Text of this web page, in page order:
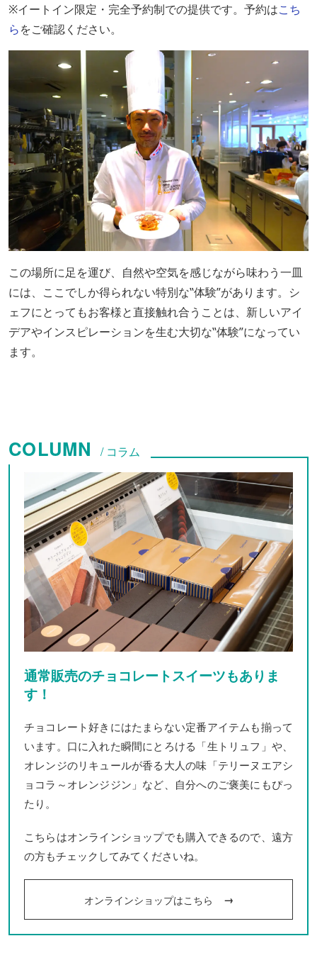
※イートイン限定・完全予約制での提供です。予約はこち
らをご確認ください。
この場所に足を運び、自然や空気を感じながら味わう一皿
には、ここでしか得られない特別な‟体験”があります。シ
ェフにとってもお客様と直接触れ合うことは、新しいアイ
デアやインスピレーションを生む大切な‟体験”になってい
ます。
COLUMN / コラム
通常販売のチョコレートスイーツもありま
す！
チョコレート好きにはたまらない定番アイテムも揃って
います。口に入れた瞬間にとろける「生トリュフ」や、
オレンジのリキュールが香る大人の味「テリーヌエアシ
ョコラ～オレンジジン」など、自分へのご褒美にもぴっ
たり。
こちらはオンラインショップでも購入できるので、遠方
の方もチェックしてみてくださいね。
オンラインショップはこちら →